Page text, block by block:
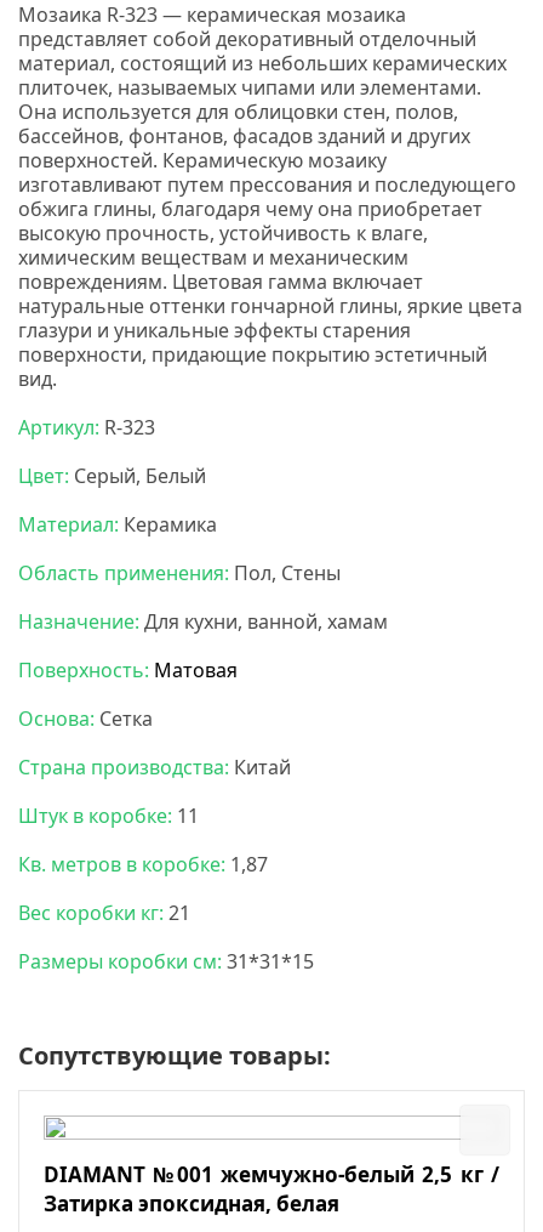
Мозаика R-323 — керамическая мозаика
представляет собой декоративный отделочный
материал, состоящий из небольших керамических
плиточек, называемых чипами или элементами.
Она используется для облицовки стен, полов,
бассейнов, фонтанов, фасадов зданий и других
поверхностей. Керамическую мозаику
изготавливают путем прессования и последующего
обжига глины, благодаря чему она приобретает
высокую прочность, устойчивость к влаге,
химическим веществам и механическим
повреждениям. Цветовая гамма включает
натуральные оттенки гончарной глины, яркие цвета
глазури и уникальные эффекты старения
поверхности, придающие покрытию эстетичный
вид.
Артикул: R-323
Цвет: Серый, Белый
Материал: Керамика
Область применения: Пол, Стены
Назначение: Для кухни, ванной, хамам
Поверхность: Матовая
Основа: Сетка
Страна производства: Китай
Штук в коробке: 11
Кв. метров в коробке: 1,87
Вес коробки кг: 21
Размеры коробки см: 31*31*15
Сопутствующие товары:
DIAMANT №001 жемчужно-белый 2,5 кг /
Затирка эпоксидная, белая